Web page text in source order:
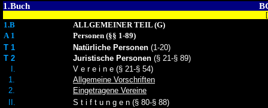
1.Buch
1.B
A 1
ALLGEMEINER TEIL (G)
Personen (§§ 1-89)
T 1
T 2
I.
1.
2.
Natürliche Personen (1-20)
Juristische Personen (§ 21-§ 89)
V e r e i n e (§ 21-§ 54)
Allgemeine Vorschriften
Eingetragene Vereine
II.
S t i f t u n g e n (§ 80-§ 88)